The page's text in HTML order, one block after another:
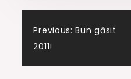
Post
Previous: Bun găsit
2011!